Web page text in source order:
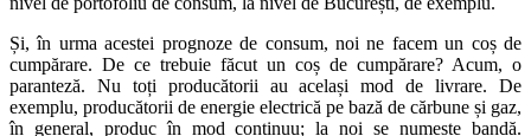
Și, în urma acestei prognoze de consum, noi ne facem un coș de
cumpărare. De ce trebuie făcut un coș de cumpărare? Acum, o
paranteză. Nu toți producătorii au același mod de livrare. De
exemplu, producătorii de energie electrică pe bază de cărbune și gaz,
în general, produc în mod continuu; la noi se numește bandă.